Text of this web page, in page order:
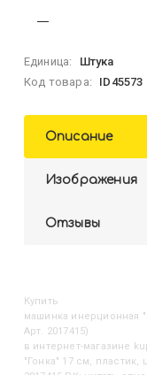
Единица:
Штука
Код товара:
ID45573
Описание
Изображения
Отзывы
Купить
Машинка инерционная "Гонка" 17 см, пластик, цвет микс, в пакете (
Арт. 2017415)
в интернет-магазине
"Гонка" 17 см, пластик,